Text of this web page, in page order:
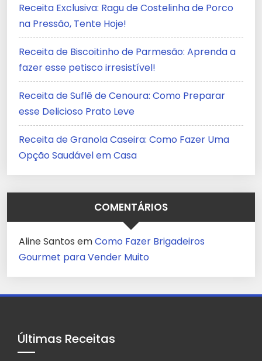
Receita Exclusiva: Ragu de Costelinha de Porco
na Pressão, Tente Hoje!
Receita de Biscoitinho de Parmesão: Aprenda a
fazer esse petisco irresistível!
Receita de Suflê de Cenoura: Como Preparar
esse Delicioso Prato Leve
Receita de Granola Caseira: Como Fazer Uma
Opção Saudável em Casa
COMENTÁRIOS
Aline Santos emComo Fazer Brigadeiros
Gourmet para Vender Muito
Últimas Receitas